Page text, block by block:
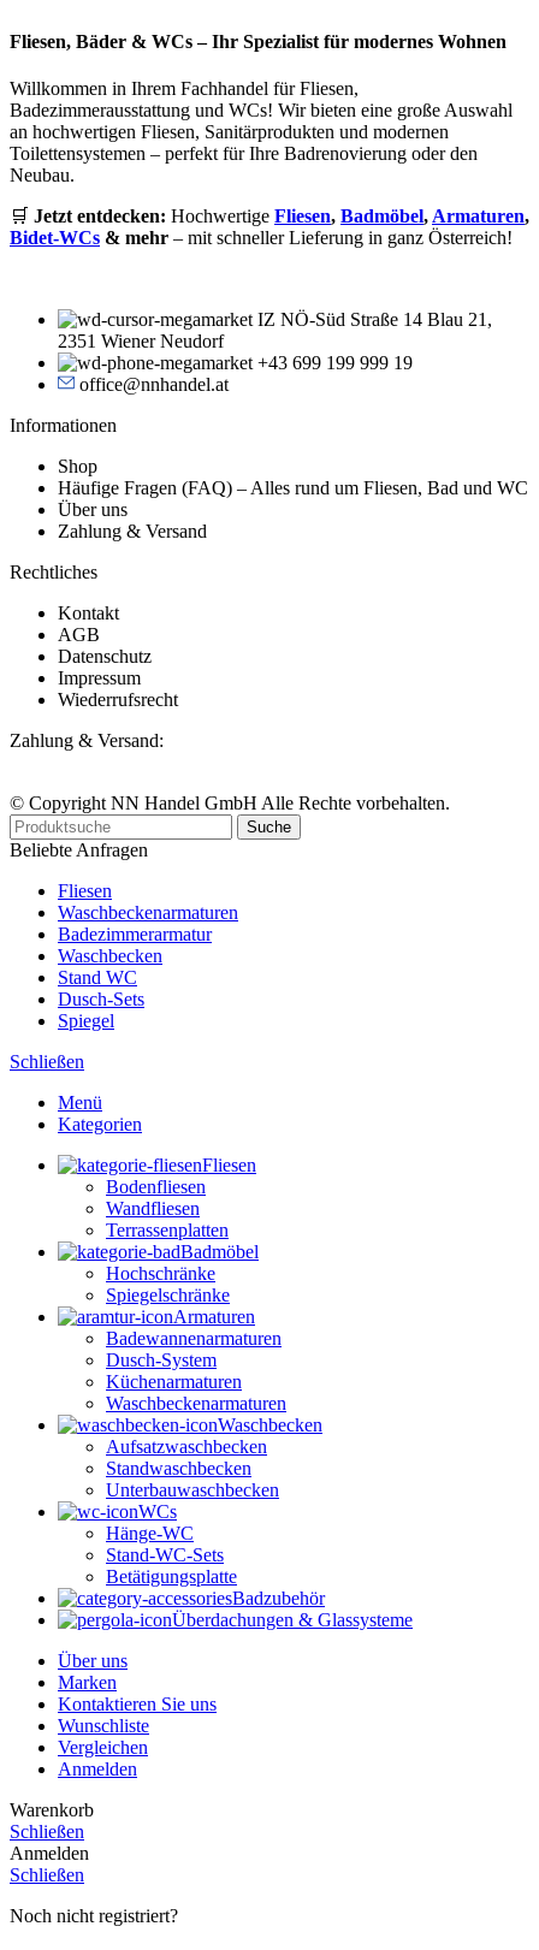
Fliesen, Bäder & WCs – Ihr Spezialist für modernes Wohnen
Willkommen in Ihrem Fachhandel für Fliesen,
Badezimmerausstattung und WCs! Wir bieten eine große Auswahl
an hochwertigen Fliesen, Sanitärprodukten und modernen
Toilettensystemen – perfekt für Ihre Badrenovierung oder den
Neubau.
🛒 Jetzt entdecken: Hochwertige Fliesen, Badmöbel, Armaturen,
Bidet-WCs & mehr – mit schneller Lieferung in ganz Österreich!
IZ NÖ-Süd Straße 14 Blau 21,
2351 Wiener Neudorf
+43 699 199 999 19
office@nnhandel.at
Informationen
Shop
Häufige Fragen (FAQ) – Alles rund um Fliesen, Bad und WC
Über uns
Zahlung & Versand
Rechtliches
Kontakt
AGB
Datenschutz
Impressum
Wiederrufsrecht
Zahlung & Versand:
© Copyright NN Handel GmbH Alle Rechte vorbehalten.
Suche
Beliebte Anfragen
Fliesen
Waschbeckenarmaturen
Badezimmerarmatur
Waschbecken
Stand WC
Dusch-Sets
Spiegel
Schließen
Menü
Kategorien
Fliesen
Bodenfliesen
Wandfliesen
Terrassenplatten
Badmöbel
Hochschränke
Spiegelschränke
Armaturen
Badewannenarmaturen
Dusch-System
Küchenarmaturen
Waschbeckenarmaturen
Waschbecken
Aufsatzwaschbecken
Standwaschbecken
Unterbauwaschbecken
WCs
Hänge-WC
Stand-WC-Sets
Betätigungsplatte
Badzubehör
Überdachungen & Glassysteme
Über uns
Marken
Kontaktieren Sie uns
Wunschliste
Vergleichen
Anmelden
Warenkorb
Schließen
Anmelden
Schließen
Noch nicht registriert?